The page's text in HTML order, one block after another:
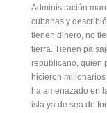
Administración
cubanas y
tienen dinero, no
tierra. Tienen
republicano, quien
hicieron
ha amenazado en
isla ya de sea de